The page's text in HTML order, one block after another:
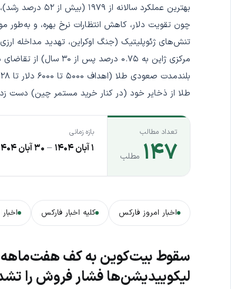
چون تقویت دلار، کاهش انتظارات نرخ بهره، و به‌طور
مرکزی ژاپن به ۰.۷۵
طلا از ذخایر خود (در کنار خرید مستمر چین) دست
تعداد مطالب
۱۴۷ مطلب
بازه زمانی
۱ آبان ۱۴۰۴ – ۳۰ آبان ۱۴۰۴
اخبار امروز فارکس کلیه اخبار فارکس
لیکوییدیشن‌ها فشار فروش را